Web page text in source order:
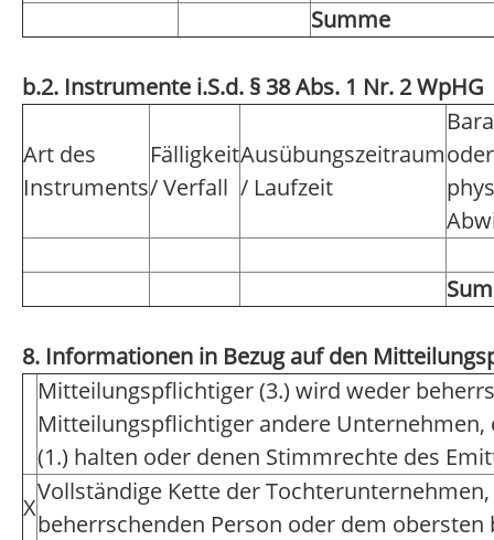
Summe
b.2. Instrumente i.S.d. § 38 Abs. 1 Nr. 2 WpHG
Art des
Instruments
Fälligkeit
/ Verfall
Ausübungszeitraum
/ Laufzeit
oder
8. Informationen in Bezug auf den
Mitteilungspflichtiger (3.) wird weder
Mitteilungspflichtiger andere
(1.) halten oder denen Stimmrechte des
X
Vollständige Kette der
beherrschenden Person oder dem